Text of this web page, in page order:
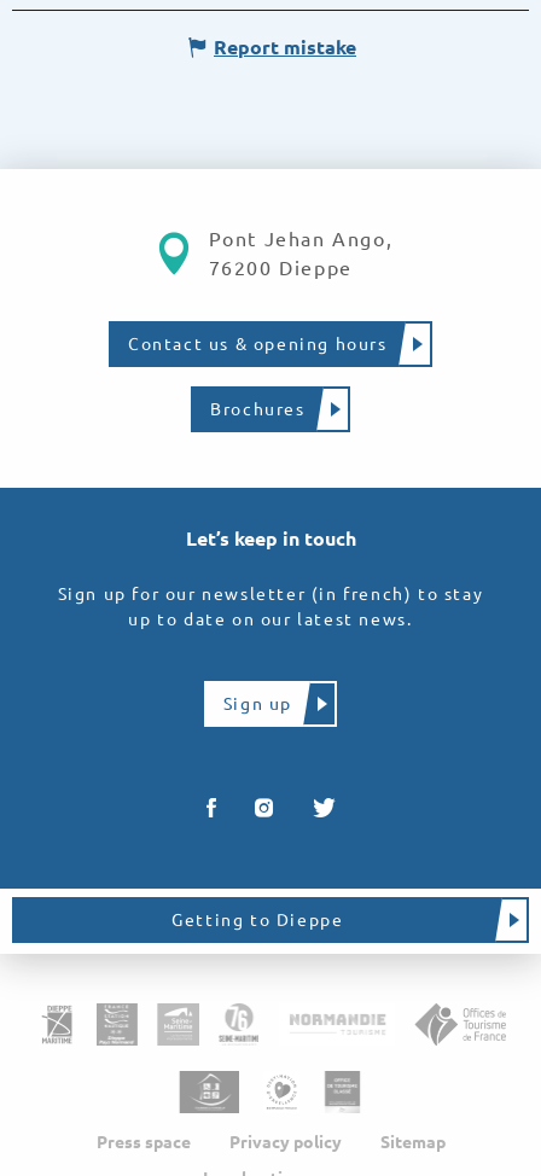
Report mistake
Pont Jehan Ango,
76200 Dieppe
Contact us & opening hours
Brochures
Let’s keep in touch
Sign up for our newsletter (in french) to stay
up to date on our latest news.
Sign up
Getting to Dieppe
Press space Privacy policy
Sitemap